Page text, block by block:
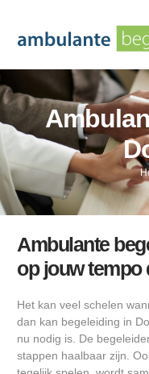
Ambulante
op jouw tempo
Het kan veel schelen
dan kan begeleiding in
nu nodig is. De
stappen haalbaar zijn.